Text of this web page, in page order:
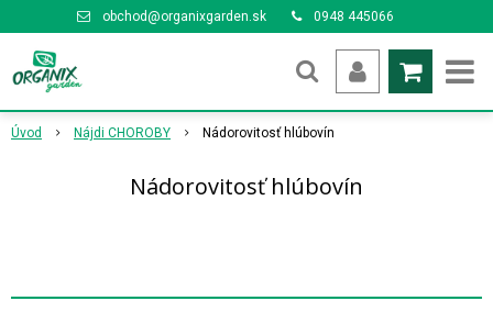
obchod@organixgarden.sk 0948 445066
Úvod Nájdi CHOROBY Nádorovitosť hlúbovín
Nádorovitosť hlúbovín